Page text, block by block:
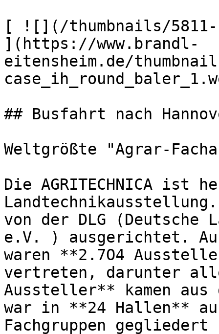
[ ![](/thumbnails/5811-
](https://www.brandl-
eitensheim.de/
## Busfahrt nach
Weltgrößte "Agrar-
Die AGRITECHNICA ist
von der DLG
e.V. ) ausgerichtet. Auf
waren **2.7O4
vertreten, darunter
Aussteller** kamen aus
war in **24 Hallen**
Fachgruppen